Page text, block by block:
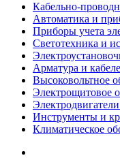
Кабельно-
Автоматика и
Приборы учета
Светотехника и
Арматура и
Высоковольтное
Электрощитовое
Инструменты и
Климатическое